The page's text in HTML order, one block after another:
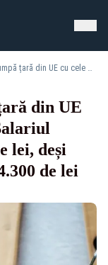
România, cea mai scumpă țară din UE cu cele mai mici venituri: Salariul minim crește cu doar 125 de lei, deși coșul de consum depășește 4.300 de lei pe lună
din UE
lei, deși
de lei